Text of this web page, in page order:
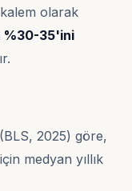
olarak
%30-35'ini
2025) göre,
medyan yıllık